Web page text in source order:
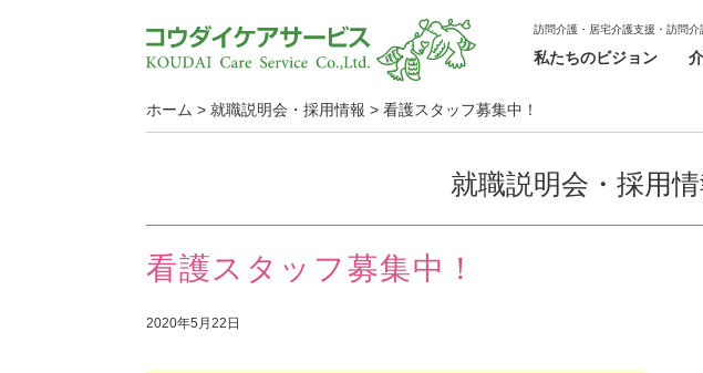
訪問介護・居宅介護支援・訪問
私たちのビジョン
ホーム > 就職説明会・採用情報 > 看護スタッフ募集中！
就職説明会・採用情
看護スタッフ募集中！
2020年5月22日